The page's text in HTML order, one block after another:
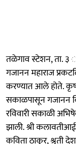
तळेगाव स्टेशन, ता. ३
गजानन महाराज
करण्यात आले होते.
सकाळपासून गजानन
रविवारी सकाळी
झाली. श्री
कविता ठाकूर, श्रृती